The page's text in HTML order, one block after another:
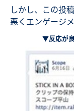
しかし、この投
悪くエンゲージ
▼反応が